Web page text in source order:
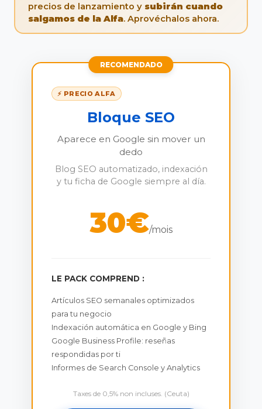
precios de lanzamiento y subirán cuando
salgamos de la Alfa. Aprovéchalos ahora.
RECOMENDADO
⚡ PRECIO ALFA
Bloque SEO
Aparece en Google sin mover un
dedo
Blog SEO automatizado, indexación
y tu ficha de Google siempre al día.
30€/mois
LE PACK COMPREND :
Artículos SEO semanales optimizados
para tu negocio
Indexación automática en Google y Bing
Google Business Profile: reseñas
respondidas por ti
Informes de Search Console y Analytics
Taxes de 0,5% non incluses. (Ceuta)